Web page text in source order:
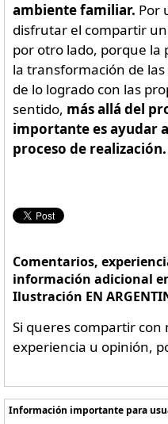
ambiente familiar. Por
disfrutar el compartir
por otro lado, porque
la transformación de
de lo logrado con las
sentido, más allá del
importante es ayudar
proceso de realización.
Comentarios,
información adicional
Ilustración EN
Si queres compartir con
experiencia u opinión,
Información importante para